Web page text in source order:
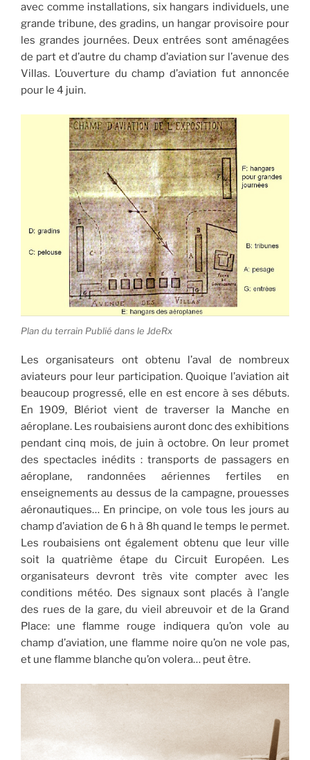
avec comme installations, six hangars individuels, une
grande tribune, des gradins, un hangar provisoire pour
les grandes journées. Deux entrées sont aménagées
de part et d’autre du champ d’aviation sur l’avenue des
Villas. L’ouverture du champ d’aviation fut annoncée
pour le 4 juin.
Plan du terrain Publié dans le JdeRx
Les organisateurs ont obtenu l’aval de nombreux
aviateurs pour leur participation. Quoique l’aviation ait
beaucoup progressé, elle en est encore à ses débuts.
En 1909, Blériot vient de traverser la Manche en
aéroplane. Les roubaisiens auront donc des exhibitions
pendant cinq mois, de juin à octobre. On leur promet
des spectacles inédits : transports de passagers en
aéroplane, randonnées aériennes fertiles en
enseignements au dessus de la campagne, prouesses
aéronautiques… En principe, on vole tous les jours au
champ d’aviation de 6 h à 8h quand le temps le permet.
Les roubaisiens ont également obtenu que leur ville
soit la quatrième étape du Circuit Européen. Les
organisateurs devront très vite compter avec les
conditions météo. Des signaux sont placés à l’angle
des rues de la gare, du vieil abreuvoir et de la Grand
Place: une flamme rouge indiquera qu’on vole au
champ d’aviation, une flamme noire qu’on ne vole pas,
et une flamme blanche qu’on volera… peut être.